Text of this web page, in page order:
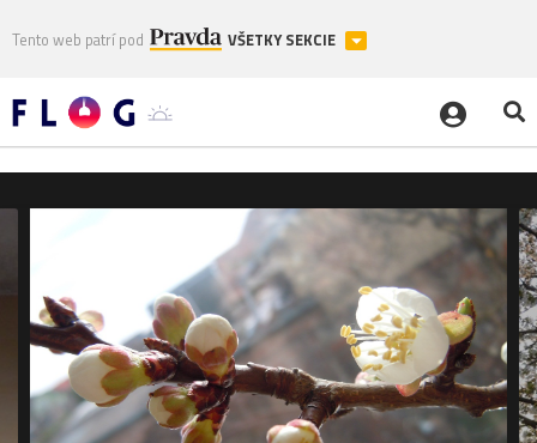
Tento web patrí pod VŠETKY SEKCIE